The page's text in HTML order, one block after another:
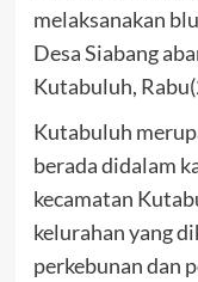
melaksanakan
Desa Siabang
Kutabuluh,
Kutabuluh
berada didalam
kecamatan
kelurahan yang
perkebunan dan